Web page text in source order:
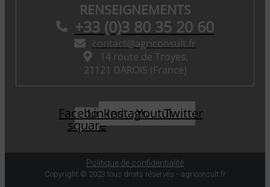
RENSEIGNEMENTS
+33 (0)3 80 35 20 60
contact@agriconsult.fr
14 route de Troyes,
21121 DAROIS (France)
Facebook-
square
Linkedin
Instagram
YoutubeTwitter
Politique de confidentialité
Copyright © 2023 tous droits réservés - agriconsult.fr